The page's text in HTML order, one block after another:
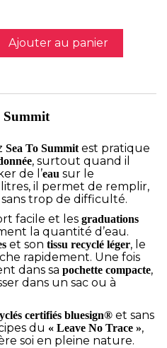
Ajouter au panier
Summit
Sea To Summitest pratique
, surtout quand il
de l’eau sur le
il permet de remplir,
trop de difficulté.
facile et les graduations
la quantité d’eau.
et son tissu recyclé léger, le
rapidement. Une fois
dans sa pochette compacte,
dans un sac ou à
certifiés bluesign® et sans
du « Leave No Trace »,
soi en pleine nature.